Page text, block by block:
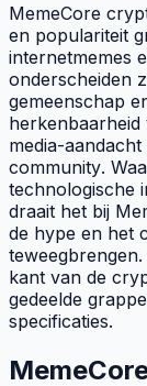
MemeCore
en populariteit
internetmemes
onderscheiden
gemeenschap
media-
community.
technologische
draait het bij
de hype en het
kant van de
gedeelde
specificaties.